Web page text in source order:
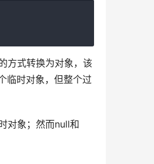
方式转换为对象，该
临时对象，但整个过
对象；然而null和